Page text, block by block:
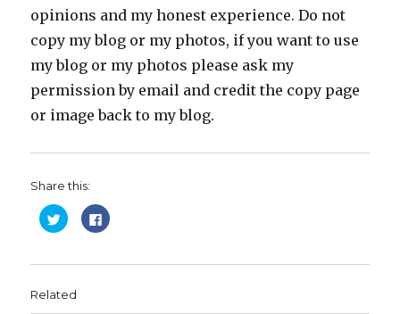
opinions and my honest experience. Do not
copy my blog or my photos, if you want to use
my blog or my photos please ask my
permission by email and credit the copy page
or image back to my blog.
Share this:
C
l
t
s
h
C
l
t
Related